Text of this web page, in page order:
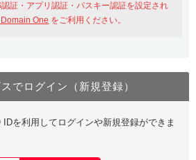
ルサーバーを含む最新の機能を使う方
Domain Oneにログイン
Oneアカウント作成
証・アプリ認証・パスキー認証を設定され
One をご利用ください。
でログイン（新規登録）
を利用してログインや新規登録ができま